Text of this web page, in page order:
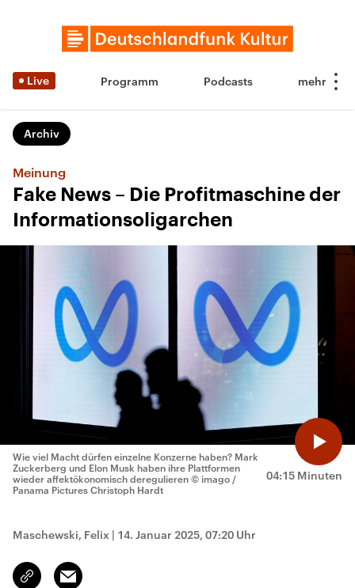
Live Programm Podcasts
Archiv
Meinung
Fake News – Die Profitmaschine der
Informationsoligarchen
04:15 Minuten
Wie viel Macht dürfen einzelne Konzerne haben? Mark
Zuckerberg und Elon Musk haben ihre Plattformen
wieder affektökonomisch deregulieren © imago /
Panama Pictures Christoph Hardt
Maschewski, Felix | 14. Januar 2025, 07:20 Uhr
Link
kopieren/teilen
Email